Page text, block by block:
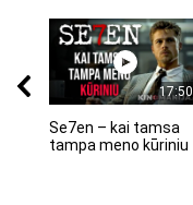
17:50
Se7en – kai tamsa
tampa meno kūriniu